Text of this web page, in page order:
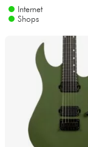
Internet
Shops